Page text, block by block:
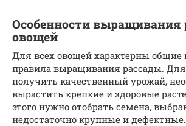
Особенности выращивания
овощей
Для всех овощей характерны общие
правила выращивания рассады.
получить качественный урожай,
вырастить крепкие и здоровые
этого нужно отобрать семена,
недостаточно крупные и дефектные.